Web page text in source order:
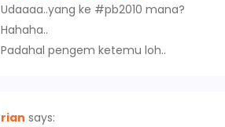
Udaaaa..yang ke #pb2010 mana?
Hahaha..
Padahal pengem ketemu loh..
rian says: